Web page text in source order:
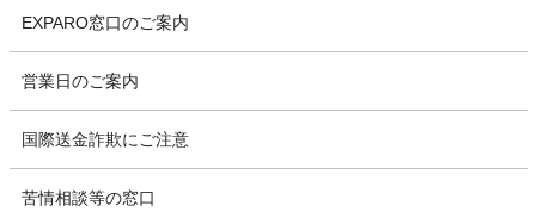
EXPARO窓口のご案内
営業日のご案内
国際送金詐欺にご注意
苦情相談等の窓口